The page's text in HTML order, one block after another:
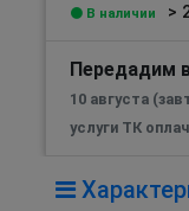
В наличии >
Передадим
10 августа
услуги ТК